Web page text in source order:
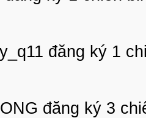
đăng ký 1
đăng ký 3